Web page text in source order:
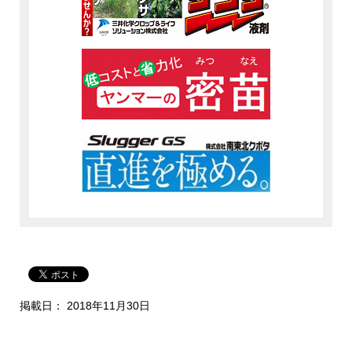
掲載日： 2018年11月30日